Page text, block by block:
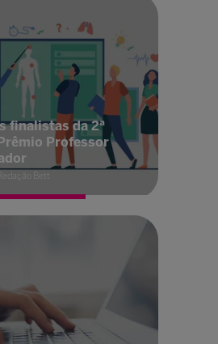
finalistas da 2ª
Professor
Redação Bett